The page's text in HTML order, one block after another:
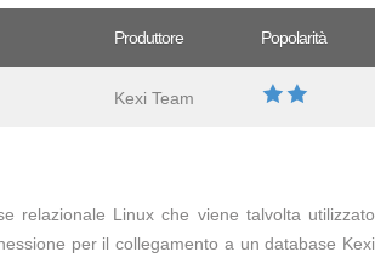
Produttore Popolarità
Kexi Team
relazionale Linux che viene talvolta utilizzato
per il collegamento a un database Kexi